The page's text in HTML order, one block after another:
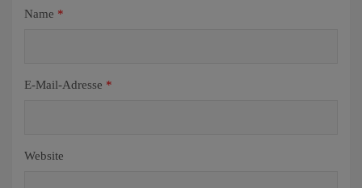
Name *
E-Mail-Adresse *
Website